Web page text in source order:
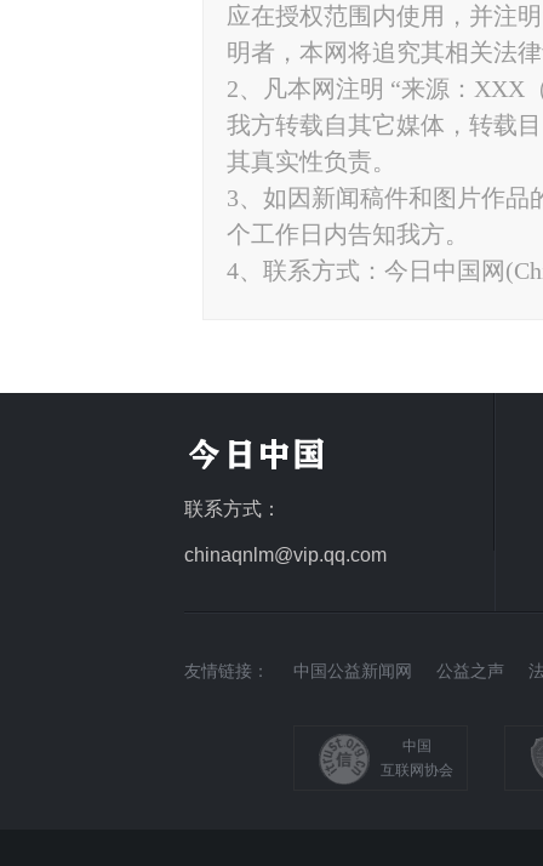
应在授权范围内使用，并注
明者，本网将追究其相关法
2、凡本网注明 “来源：XXX
我方转载自其它媒体，转载
其真实性负责。
3、如因新闻稿件和图片作品
个工作日内告知我方。
4、联系方式：今日中国网
联系方式：
chinaqnlm@vip.qq.com
友情链接： 中国公益新闻网 公益之声
中国
互联网协会